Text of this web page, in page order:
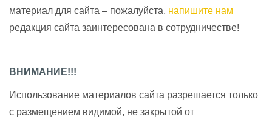
материал для сайта – пожалуйста, напишите нам
редакция сайта заинтересована в сотрудничестве!
ВНИМАНИЕ!!!
Использование материалов сайта разрешается только
с размещением видимой, не закрытой от